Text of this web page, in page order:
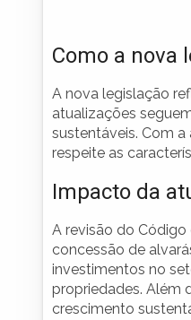
Como a nova
A nova legislação
atualizações
sustentáveis. Com
respeite as
Impacto da
A revisão do
concessão de
investimentos no
propriedades. Além
crescimento